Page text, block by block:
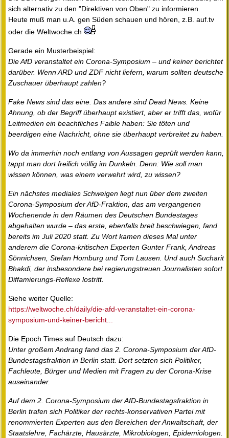
sich alternativ zu den "Direktiven von Oben" zu informieren.
Heute muß man u.A. gen Süden schauen und hören, z.B. auf.tv
oder die Weltwoche.ch
Gerade ein Musterbeispiel:
Die AfD veranstaltet ein Corona-Symposium – und keiner berichtet
darüber. Wenn ARD und ZDF nicht liefern, warum sollten deutsche
Zuschauer überhaupt zahlen?
Fake News sind das eine. Das andere sind Dead News. Keine
Ahnung, ob der Begriff überhaupt existiert, aber er trifft das, wofür
Leitmedien ein beachtliches Faible haben: Sie töten und
beerdigen eine Nachricht, ohne sie überhaupt verbreitet zu haben.
Wo da immerhin noch entlang von Aussagen geprüft werden kann,
tappt man dort freilich völlig im Dunkeln. Denn: Wie soll man
wissen können, was einem verwehrt wird, zu wissen?
Ein nächstes mediales Schweigen liegt nun über dem zweiten
Corona-Symposium der AfD-Fraktion, das am vergangenen
Wochenende in den Räumen des Deutschen Bundestages
abgehalten wurde – das erste, ebenfalls breit beschwiegen, fand
bereits im Juli 2020 statt. Zu Wort kamen dieses Mal unter
anderem die Corona-kritischen Experten Gunter Frank, Andreas
Sönnichsen, Stefan Homburg und Tom Lausen. Und auch Sucharit
Bhakdi, der insbesondere bei regierungstreuen Journalisten sofort
Diffamierungs-Reflexe lostritt.
Siehe weiter Quelle:
https://weltwoche.ch/daily/die-afd-veranstaltet-ein-corona-
symposium-und-keiner-bericht...
Die Epoch Times auf Deutsch dazu:
Unter großem Andrang fand das 2. Corona-Symposium der AfD-
Bundestagsfraktion in Berlin statt. Dort setzten sich Politiker,
Fachleute, Bürger und Medien mit Fragen zu der Corona-Krise
auseinander.
Auf dem 2. Corona-Symposium der AfD-Bundestagsfraktion in
Berlin trafen sich Politiker der rechts-konservativen Partei mit
renommierten Experten aus den Bereichen der Anwaltschaft, der
Staatslehre, Fachärzte, Hausärzte, Mikrobiologen, Epidemiologen.